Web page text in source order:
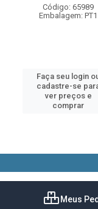
Código: 65989
Embalagem: PT1
Faça seu login
cadastre-se
ver preços e
comprar
Meus